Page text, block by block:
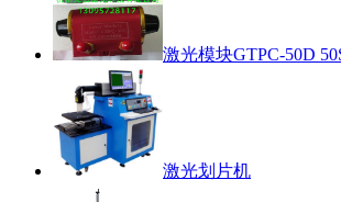
激光模块GTPC-50D
激光划片机